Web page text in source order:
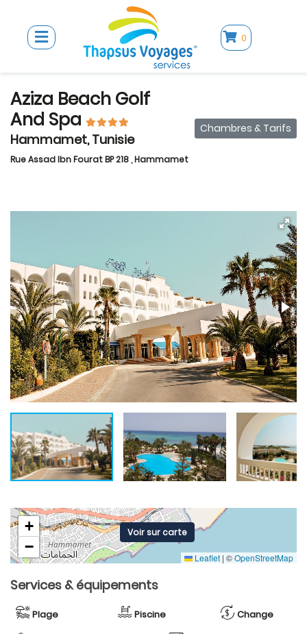
0
Aziza Beach Golf
And Spa
Hammamet, Tunisie
Rue Assad Ibn Fourat BP 218 , Hammamet
Chambres & Tarifs
+
−
Leaflet | ©OpenStreetMap
Voir sur carte
Services & équipements
Plage Piscine Change